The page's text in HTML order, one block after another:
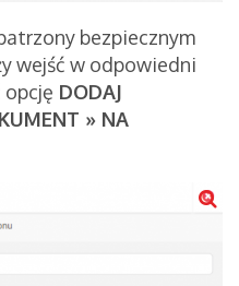
bezpiecznym
wejść w odpowiedni
DODAJ
» NA